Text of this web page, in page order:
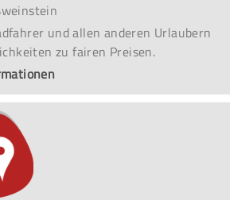
und allen anderen Urlaubern
zu fairen Preisen.